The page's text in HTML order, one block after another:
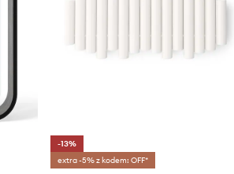
-13%
extra -5% z kodem: OFF*